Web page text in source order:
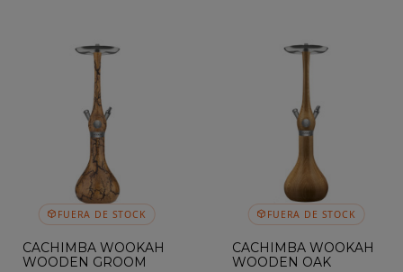
FUERA DE STOCK
CACHIMBA WOOKAH
WOODEN GROOM
FUERA DE STOCK
CACHIMBA WOOKAH
WOODEN OAK